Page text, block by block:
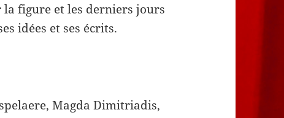
la figure et les derniers jours
idées et ses écrits.
Magda Dimitriadis,